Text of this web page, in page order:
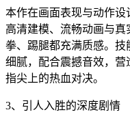
本作在画面表现与动作设
高清建模、流畅动画与
拳、踢腿都充满质感。
细腻，配合震撼音效，
指尖上的热血对决。
3、引人入胜的深度剧情